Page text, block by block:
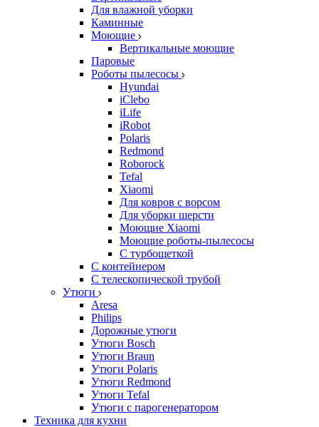
Для влажной уборки
Каминные
Моющие
Вертикальные моющие
Паровые
Роботы пылесосы
Hyundai
iClebo
iLife
iRobot
Polaris
Redmond
Roborock
Tefal
Xiaomi
Для ковров с ворсом
Для уборки шерсти
Моющие Xiaomi
Моющие роботы-пылесосы
С турбощеткой
С контейнером
С телескопической трубой
Утюги
Aresa
Philips
Дорожные утюги
Утюги Bosch
Утюги Braun
Утюги Polaris
Утюги Redmond
Утюги Tefal
Утюги с парогенератором
Техника для кухни